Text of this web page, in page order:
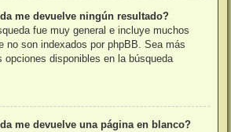
me devuelve ningún resultado?
fue muy general e incluye muchos
no son indexados por phpBB. Sea más
disponibles en la búsqueda
me devuelve una página en blanco?